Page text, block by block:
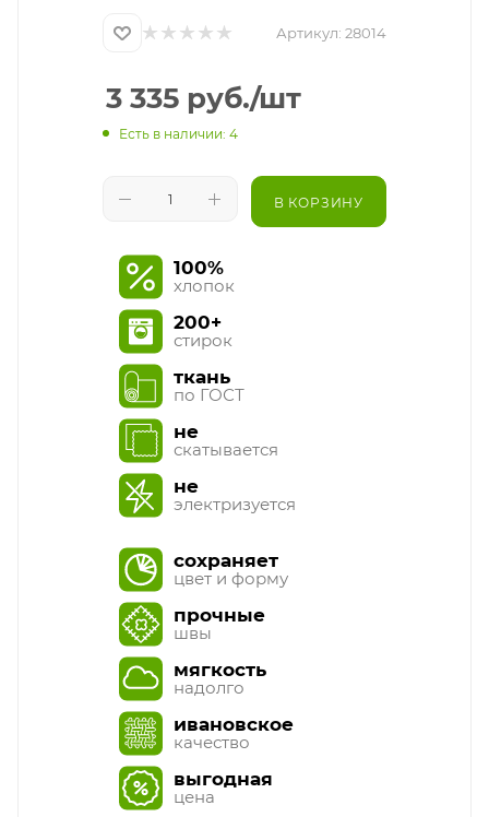
Артикул: 28014
3 335 руб./шт
Есть в наличии: 4
В КОРЗИНУ
100%
хлопок
200+
стирок
ткань
по ГОСТ
не
скатывается
не
электризуется
сохраняет
цвет и форму
прочные
швы
мягкость
надолго
ивановское
качество
выгодная
цена